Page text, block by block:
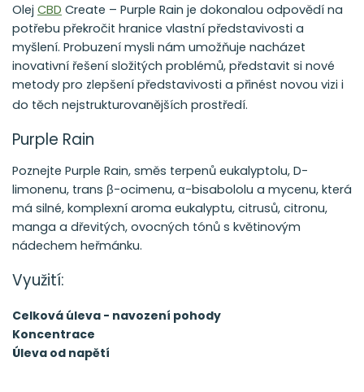
Olej CBD Create – Purple Rain je dokonalou odpovědí na
potřebu překročit hranice vlastní představivosti a
myšlení. Probuzení mysli nám umožňuje nacházet
inovativní řešení složitých problémů, představit si nové
metody pro zlepšení představivosti a přinést novou vizi i
do těch nejstrukturovanějších prostředí.
Purple Rain
Poznejte Purple Rain, směs terpenů eukalyptolu, D-
limonenu, trans β-ocimenu, α-bisabololu a mycenu, která
má silné, komplexní aroma eukalyptu, citrusů, citronu,
manga a dřevitých, ovocných tónů s květinovým
nádechem heřmánku.
Využití:
Celková úleva - navození pohody
Koncentrace
Úleva od napětí